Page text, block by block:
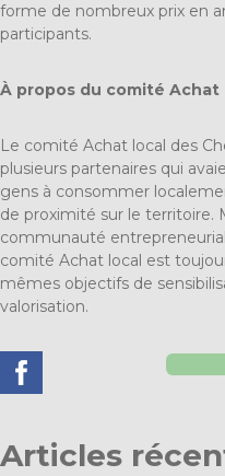
forme de nombreux prix en
participants.
À propos du comité Achat
Le comité Achat local des
plusieurs partenaires qui
gens à consommer
de proximité sur le territoire.
communauté
comité Achat local est
mêmes objectifs de
valorisation.
Articles